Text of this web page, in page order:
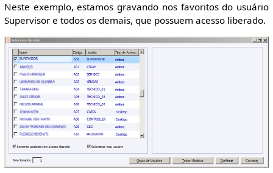
Neste exemplo, estamos gravando nos favoritos do usuário
Supervisor e todos os demais, que possuem acesso liberado.